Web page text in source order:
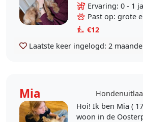
konijnen en twee
heb zelf geen
huisdier, dat vind..
Ervaring: 0 - 1
Past op: grote
€12
Laatste keer ingelogd: 2
Mia
Hoi! Ik ben Mia (
woon in de